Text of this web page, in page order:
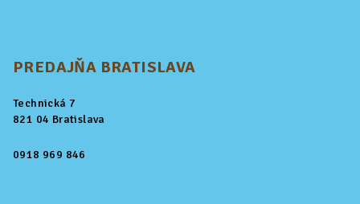
PREDAJŇA BRATISLAVA
Technická 7
821 04 Bratislava
0918 969 846